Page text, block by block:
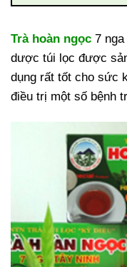
Trà hoàn ngọc 7
dược túi lọc được
dụng rất tốt cho sức
điều trị một số bệnh